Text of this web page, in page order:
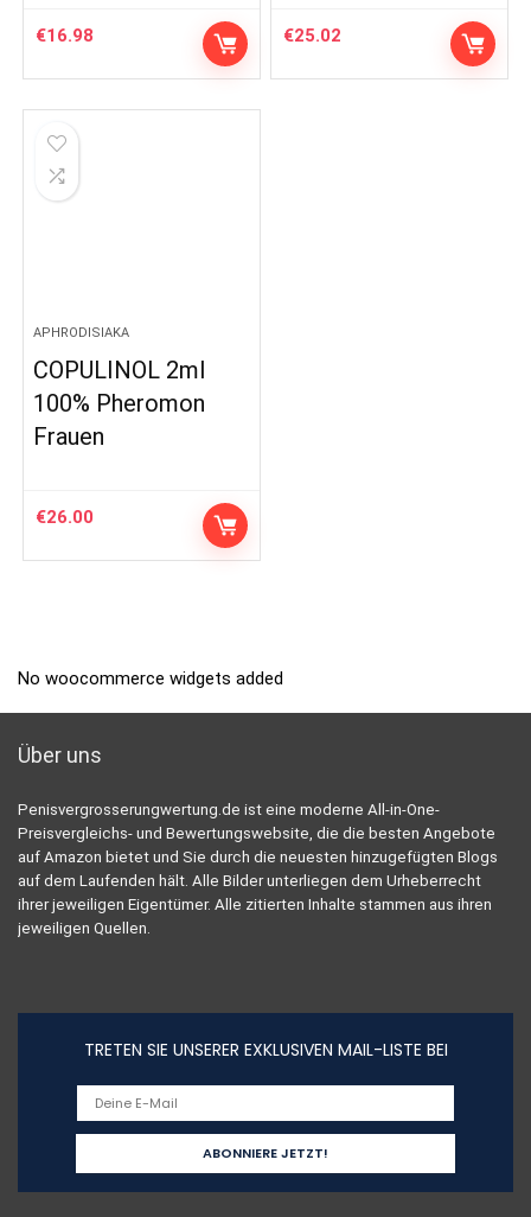
€16.98 €25.02
APHRODISIAKA
COPULINOL 2ml
100% Pheromon
Frauen
€26.00
No woocommerce widgets added
Über uns
Penisvergrosserungwertung.de ist eine moderne All-in-One-
Preisvergleichs- und Bewertungswebsite, die die besten Angebote
auf Amazon bietet und Sie durch die neuesten hinzugefügten Blogs
auf dem Laufenden hält. Alle Bilder unterliegen dem Urheberrecht
ihrer jeweiligen Eigentümer. Alle zitierten Inhalte stammen aus ihren
jeweiligen Quellen.
TRETEN SIE UNSERER EXKLUSIVEN MAIL-LISTE BEI